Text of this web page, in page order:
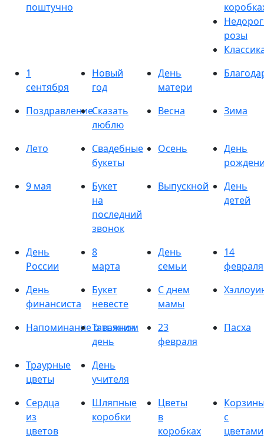
поштучно
розы
1
сентября
Новый
год
День
матери
ПоздравлениеСказать
люблю
Весна Зима
Лето
Свадебные
букеты
Осень
День
9 мая
Букет
на
последний
звонок
Выпускной
День
детей
День
России
8
марта
День
семьи
14
февраля
День
финансиста
Букет
невесте
С днем
мамы
Напоминание о важном
Татьянин
день
23
февраля
Пасха
Траурные
цветы
День
учителя
Сердца
из
цветов
Шляпные
коробки
Цветы
в
коробках
с
цветами